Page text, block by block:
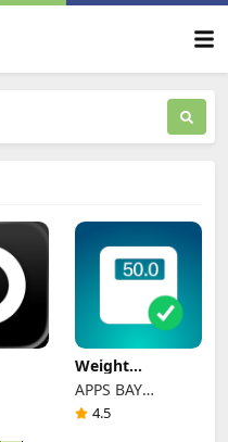
Weight
Tracker:Fitness
& Salud
APPS BAY
LIMITED
4.5